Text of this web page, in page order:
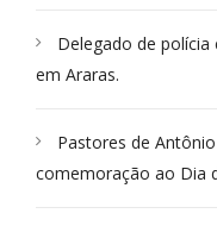
Delegado de polícia
em Araras.
Pastores de
comemoração ao Dia